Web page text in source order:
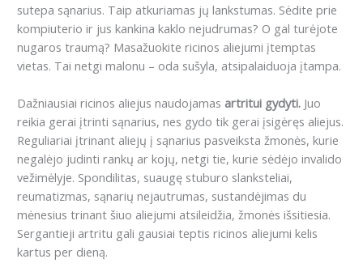
sutepa sąnarius. Taip atkuriamas jų lankstumas. Sėdite prie
kompiuterio ir jus kankina kaklo nejudrumas? O gal turėjote
nugaros traumą? Masažuokite ricinos aliejumi įtemptas
vietas. Tai netgi malonu – oda sušyla, atsipalaiduoja įtampa.
Dažniausiai ricinos aliejus naudojamas artritui gydyti. Juo
reikia gerai įtrinti sąnarius, nes gydo tik gerai įsigėręs aliejus.
Reguliariai įtrinant aliejų į sąnarius pasveiksta žmonės, kurie
negalėjo judinti rankų ar kojų, netgi tie, kurie sėdėjo invalido
vežimėlyje. Spondilitas, suaugę stuburo slanksteliai,
reumatizmas, sąnarių nejautrumas, sustandėjimas du
mėnesius trinant šiuo aliejumi atsileidžia, žmonės išsitiesia.
Sergantieji artritu gali gausiai teptis ricinos aliejumi kelis
kartus per dieną.